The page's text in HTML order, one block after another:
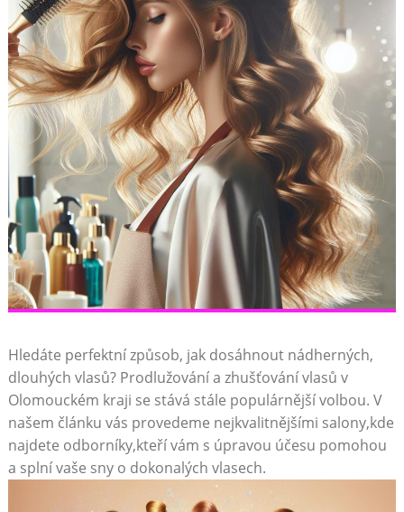
Hledáte perfektní způsob, jak dosáhnout nádherných,
dlouhých vlasů? Prodlužování a zhušťování vlasů v
Olomouckém kraji se stává stále populárnější volbou. V
našem článku vás provedeme nejkvalitnějšími salony,kde
najdete odborníky,kteří vám s úpravou účesu pomohou
a splní vaše sny o dokonalých vlasech.